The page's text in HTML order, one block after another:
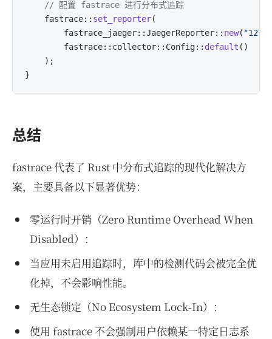
// 配置 fastrace 进行分布式追踪
    fastrace::
set_reporter(
        fastrace_jaeger::JaegerReporter::
new(
        fastrace::collector::Config::
default ()
    );
总结
fastrace 代表了 Rust 中分布式追踪的现代化解决方
案，主要具备以下显著优势：
零运行时开销（Zero Runtime Overhead When
Disabled）：
当应用未启用追踪时，库中的检测代码会被完全优
化掉，不会影响性能。
无生态锁定（No Ecosystem Lock-In）：
使用 fastrace 不会强制用户依赖某一特定日志系